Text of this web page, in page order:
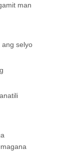
man
ang selyo